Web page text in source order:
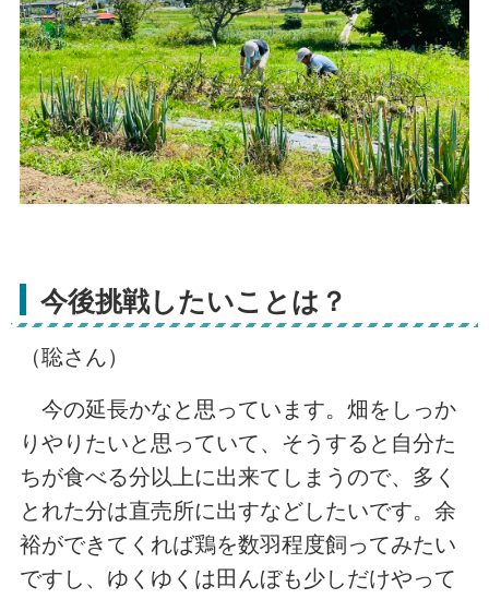
今後挑戦したいことは？
（聡さん）
今の延長かなと思っています。畑をしっか
りやりたいと思っていて、そうすると自分た
ちが食べる分以上に出来てしまうので、多く
とれた分は直売所に出すなどしたいです。余
裕ができてくれば鶏を数羽程度飼ってみたい
ですし、ゆくゆくは田んぼも少しだけやって